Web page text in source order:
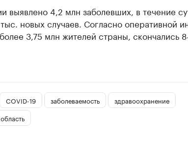
выявлено 4,2 млн заболевших, в течение
тыс. новых случаев. Согласно оперативной
3,75 млн жителей страны, скончались
COVID-19 заболеваемость
здравоохранение